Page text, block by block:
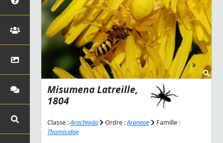
MisumenaLatreille,
1804
Classe :Arachnida Ordre :Araneae
Famille :
Thomisidae